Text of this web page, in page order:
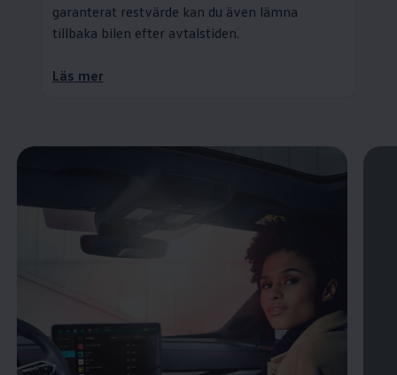
garanterat restvärde kan du även lämna
tillbaka bilen efter avtalstiden.
Läs mer
Öppna helskärmsläge